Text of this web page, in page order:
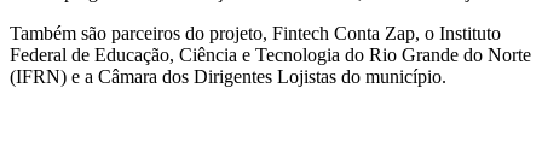
Também são parceiros do projeto, Fintech Conta Zap, o Instituto
Federal de Educação, Ciência e Tecnologia do Rio Grande do Norte
(IFRN) e a Câmara dos Dirigentes Lojistas do município.